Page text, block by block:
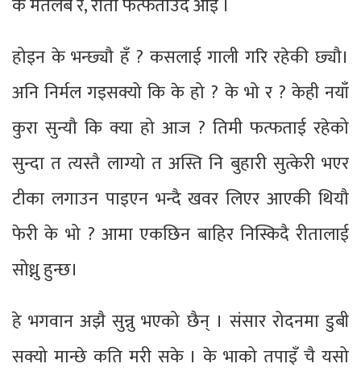
होइन के भन्छ्यौ हँ ? कसलाई गाली गरि रहेकी छ्यौ।
अनि निर्मल गइसक्यो कि के हो ? के भो र ? केही नयाँ
कुरा सुन्यौ कि क्या हो आज ? तिमी फत्फताई रहेको
सुन्दा त त्यस्तै लाग्यो त अस्ति नि बुहारी सुत्केरी भएर
टीका लगाउन पाइएन भन्दै खवर लिएर आएकी थियौ
फेरी के भो ? आमा एकछिन बाहिर निस्किदै रीतालाई
सोध्नु हुन्छ।
हे भगवान अझै सुन्नु भएको छैन् । संसार रोदनमा डुबी
सक्यो मान्छे कति मरी सके । के भाको तपाइँ चै यसो